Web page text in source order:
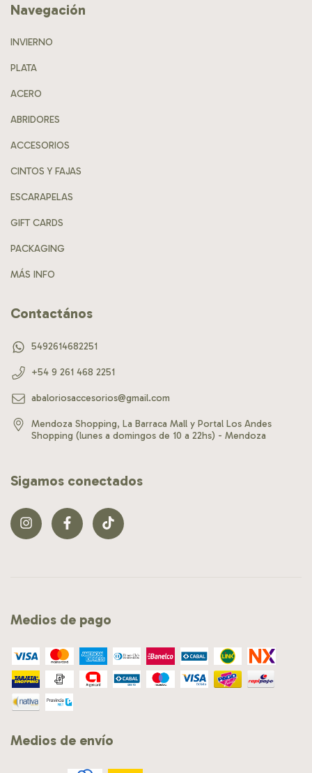
Navegación
INVIERNO
PLATA
ACERO
ABRIDORES
ACCESORIOS
CINTOS Y FAJAS
ESCARAPELAS
GIFT CARDS
PACKAGING
MÁS INFO
Contactános
5492614682251
+54 9 261 468 2251
abaloriosaccesorios@gmail.com
Mendoza Shopping, La Barraca Mall y Portal Los Andes
Shopping (lunes a domingos de 10 a 22hs) - Mendoza
Sigamos conectados
Medios de pago
Medios de envío